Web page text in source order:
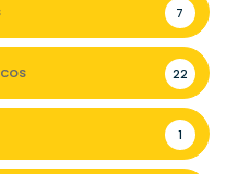
7
22
1